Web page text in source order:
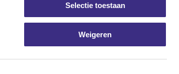
Selectie toestaan
Weigeren